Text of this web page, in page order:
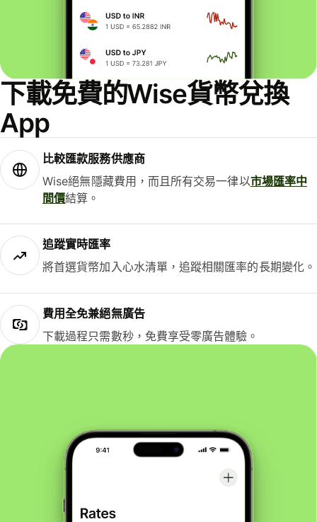
下載免費的Wise貨幣兌換
App
比較匯款服務供應商
Wise絕無隱藏費用，而且所有交易一律以市場匯率中
間價結算。
追蹤實時匯率
將首選貨幣加入心水清單，追蹤相關匯率的長期變化。
費用全免兼絕無廣告
下載過程只需數秒，免費享受零廣告體驗。